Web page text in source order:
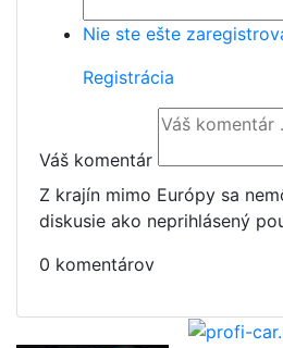
Nie ste ešte
Registrácia
Váš komentár
Z krajín mimo Európy sa
diskusie ako neprihlásený
0 komentárov